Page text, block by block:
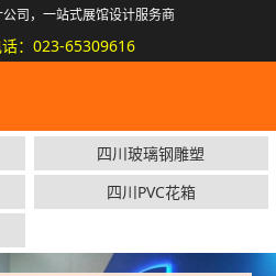
司，一站式展馆设计服务商
：023-65309616
四川玻璃钢雕塑
四川PVC花箱